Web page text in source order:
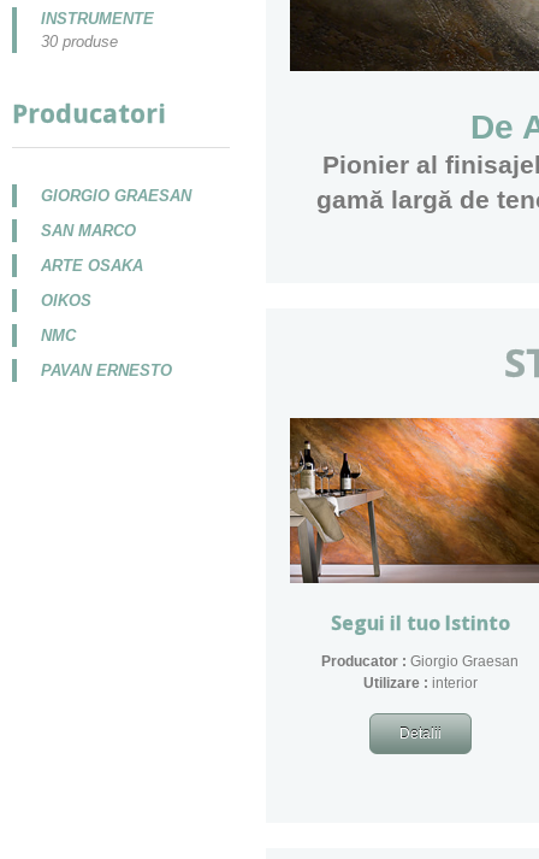
INSTRUMENTE
30 produse
Producatori
GIORGIO GRAESAN
SAN MARCO
ARTE OSAKA
OIKOS
NMC
PAVAN ERNESTO
De
Pionier al
gamă largă de
Segui il tuo Istinto
Producator : Giorgio Graesan
​Utilizare : interior
Detalii